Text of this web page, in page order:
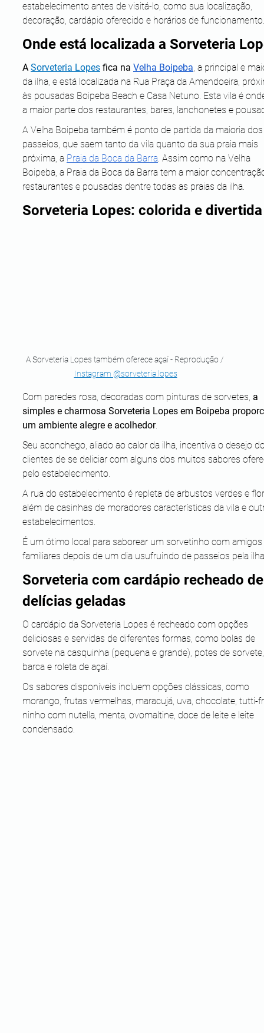
estabelecimento antes de visitá-lo, como sua localização,
decoração, cardápio oferecido e horários de funcionamento.
Onde está localizada a Sorveteria
A Sorveteria Lopes fica na Velha Boipeba, a principal e
da ilha, e está localizada na Rua Praça da Amendoeira,
às pousadas Boipeba Beach e Casa Netuno. Esta vila é
a maior parte dos restaurantes, bares, lanchonetes e
A Velha Boipeba também é ponto de partida da maioria
passeios, que saem tanto da vila quanto da sua praia mais
próxima, a Praia da Boca da Barra. Assim como na Velha
Boipeba, a Praia da Boca da Barra tem a maior
restaurantes e pousadas dentre todas as praias da ilha.
Sorveteria Lopes: colorida e divertida
A Sorveteria Lopes também oferece açaí - Reprodução /
Instagram @sorveteria.lopes
Com paredes rosa, decoradas com pinturas de sorvetes, a
simples e charmosa Sorveteria Lopes em Boipeba
um ambiente alegre e acolhedor.
Seu aconchego, aliado ao calor da ilha, incentiva o desejo
clientes de se deliciar com alguns dos muitos sabores
pelo estabelecimento.
A rua do estabelecimento é repleta de arbustos verdes e
além de casinhas de moradores características da vila e
estabelecimentos.
É um ótimo local para saborear um sorvetinho com
familiares depois de um dia usufruindo de passeios pela
Sorveteria com cardápio recheado
delícias geladas
O cardápio da Sorveteria Lopes é recheado com opções
deliciosas e servidas de diferentes formas, como bolas de
sorvete na casquinha (pequena e grande), potes de
barca e roleta de açaí.
Os sabores disponíveis incluem opções clássicas, como
morango, frutas vermelhas, maracujá, uva, chocolate, tutti-
ninho com nutella, menta, ovomaltine, doce de leite e leite
condensado.